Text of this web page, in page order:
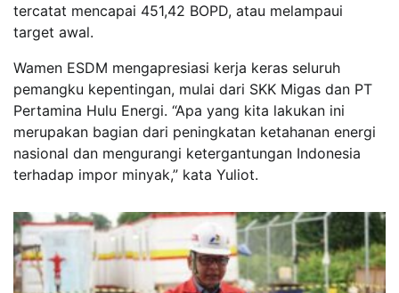
tercatat mencapai 451,42 BOPD, atau melampaui
target awal.
Wamen ESDM mengapresiasi kerja keras seluruh
pemangku kepentingan, mulai dari SKK Migas dan PT
Pertamina Hulu Energi. “Apa yang kita lakukan ini
merupakan bagian dari peningkatan ketahanan energi
nasional dan mengurangi ketergantungan Indonesia
terhadap impor minyak,” kata Yuliot.